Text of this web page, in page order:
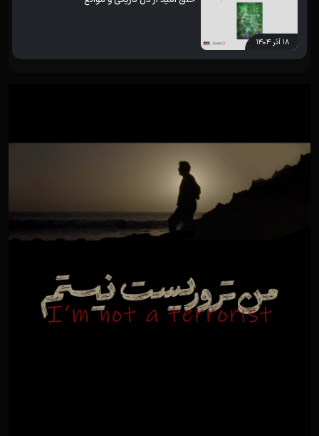
۱۸ آذر ۱۴۰۴